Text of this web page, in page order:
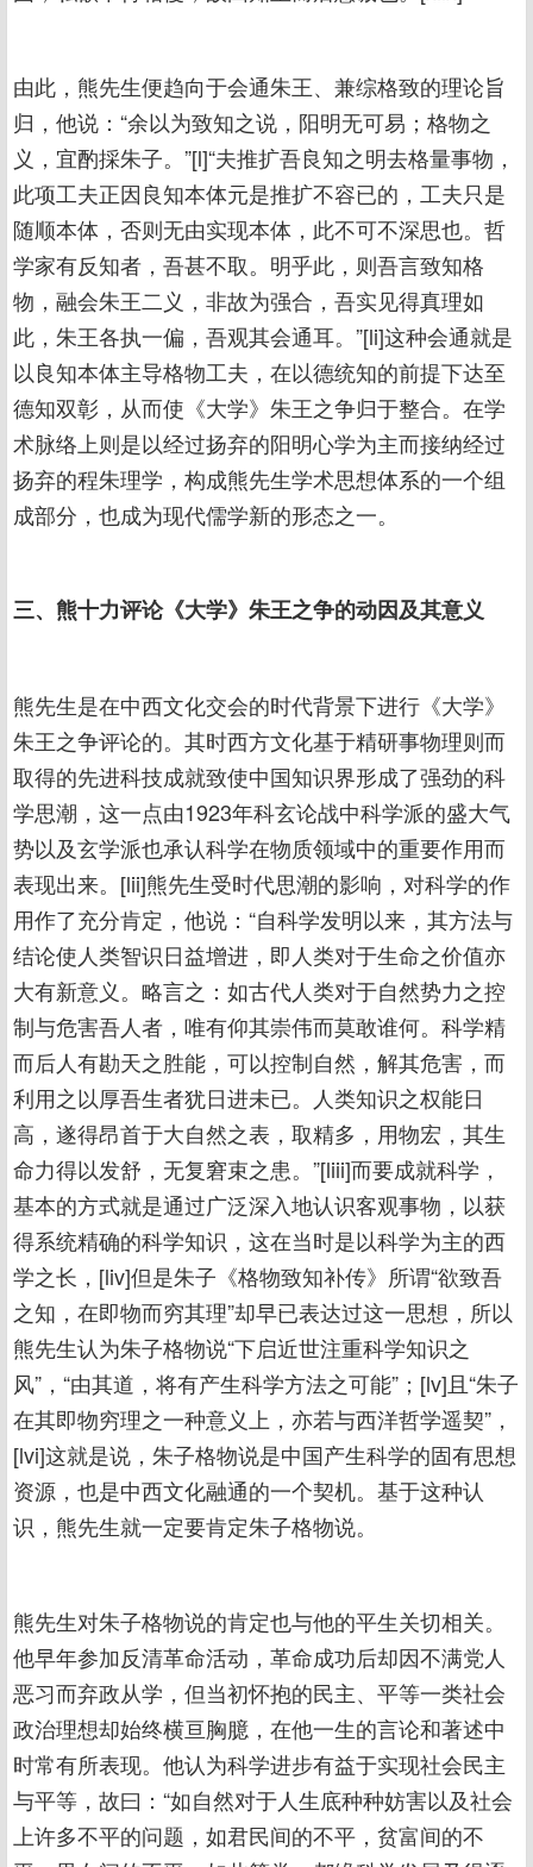
由此，熊先生便趋向于会通朱王、兼综格致的理论旨
归，他说：“余以为致知之说，阳明无可易；格物之
义，宜酌採朱子。”[l]“夫推扩吾良知之明去格量事物，
此项工夫正因良知本体元是推扩不容已的，工夫只是
随顺本体，否则无由实现本体，此不可不深思也。哲
学家有反知者，吾甚不取。明乎此，则吾言致知格
物，融会朱王二义，非故为强合，吾实见得真理如
此，朱王各执一偏，吾观其会通耳。”[li]这种会通就是
以良知本体主导格物工夫，在以德统知的前提下达至
德知双彰，从而使《大学》朱王之争归于整合。在学
术脉络上则是以经过扬弃的阳明心学为主而接纳经过
扬弃的程朱理学，构成熊先生学术思想体系的一个组
成部分，也成为现代儒学新的形态之一。
三、熊十力评论《大学》朱王之争的动因及其意义
熊先生是在中西文化交会的时代背景下进行《大学》
朱王之争评论的。其时西方文化基于精研事物理则而
取得的先进科技成就致使中国知识界形成了强劲的科
学思潮，这一点由1923年科玄论战中科学派的盛大气
势以及玄学派也承认科学在物质领域中的重要作用而
表现出来。[lii]熊先生受时代思潮的影响，对科学的作
用作了充分肯定，他说：“自科学发明以来，其方法与
结论使人类智识日益增进，即人类对于生命之价值亦
大有新意义。略言之：如古代人类对于自然势力之控
制与危害吾人者，唯有仰其崇伟而莫敢谁何。科学精
而后人有勘天之胜能，可以控制自然，解其危害，而
利用之以厚吾生者犹日进未已。人类知识之权能日
高，遂得昂首于大自然之表，取精多，用物宏，其生
命力得以发舒，无复窘束之患。”[liii]而要成就科学，
基本的方式就是通过广泛深入地认识客观事物，以获
得系统精确的科学知识，这在当时是以科学为主的西
学之长，[liv]但是朱子《格物致知补传》所谓“欲致吾
之知，在即物而穷其理”却早已表达过这一思想，所以
熊先生认为朱子格物说“下启近世注重科学知识之
风”，“由其道，将有产生科学方法之可能”；[lv]且“朱子
在其即物穷理之一种意义上，亦若与西洋哲学遥契”，
[lvi]这就是说，朱子格物说是中国产生科学的固有思想
资源，也是中西文化融通的一个契机。基于这种认
识，熊先生就一定要肯定朱子格物说。
熊先生对朱子格物说的肯定也与他的平生关切相关。
他早年参加反清革命活动，革命成功后却因不满党人
恶习而弃政从学，但当初怀抱的民主、平等一类社会
政治理想却始终横亘胸臆，在他一生的言论和著述中
时常有所表现。他认为科学进步有益于实现社会民主
与平等，故曰：“如自然对于人生底种种妨害以及社会
上许多不平的问题，如君民间的不平，贫富间的不